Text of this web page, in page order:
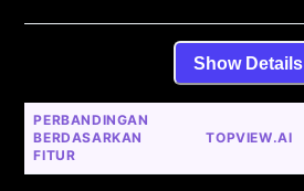
Show Details
PERBANDINGAN
BERDASARKAN
FITUR
TOPVIEW.AI